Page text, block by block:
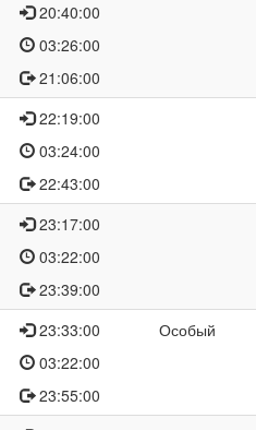
20:40:00
03:26:00
21:06:00
22:19:00
03:24:00
22:43:00
23:17:00
03:22:00
23:39:00
23:33:00
03:22:00
23:55:00
Особый